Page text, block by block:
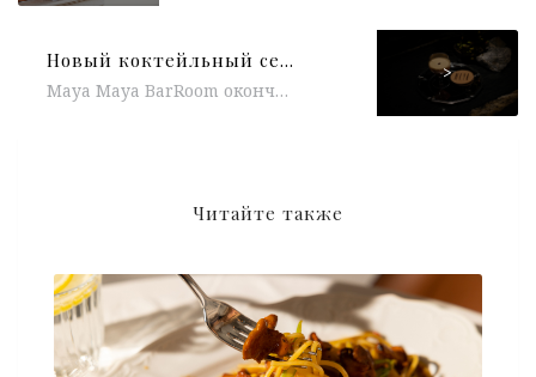
Новый коктейльный сезон Maya BarRoom, коллаборация La Raquette by Pinskiy & Co x Holika Holika, lagom-сеты в Björn, гастрономический ужин Amber x Olluco, «дикий обед» в ENO Bistro
Maya Maya BarRoom окончательно отделяется от ресторанного сценария и всё увереннее существует как самостоятельный бар — со своей атмосферой, ритмом...
>
Читайте также